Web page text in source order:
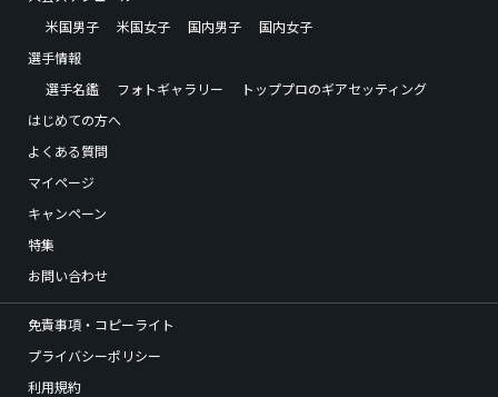
米国男子
米国女子 国内男子
国内女子
選手情報
選手名鑑
フォトギャラリー
トッププロのギアセッティング
はじめての方へ
よくある質問
マイページ
キャンペーン
特集
お問い合わせ
免責事項・コピーライト
プライバシーポリシー
利用規約